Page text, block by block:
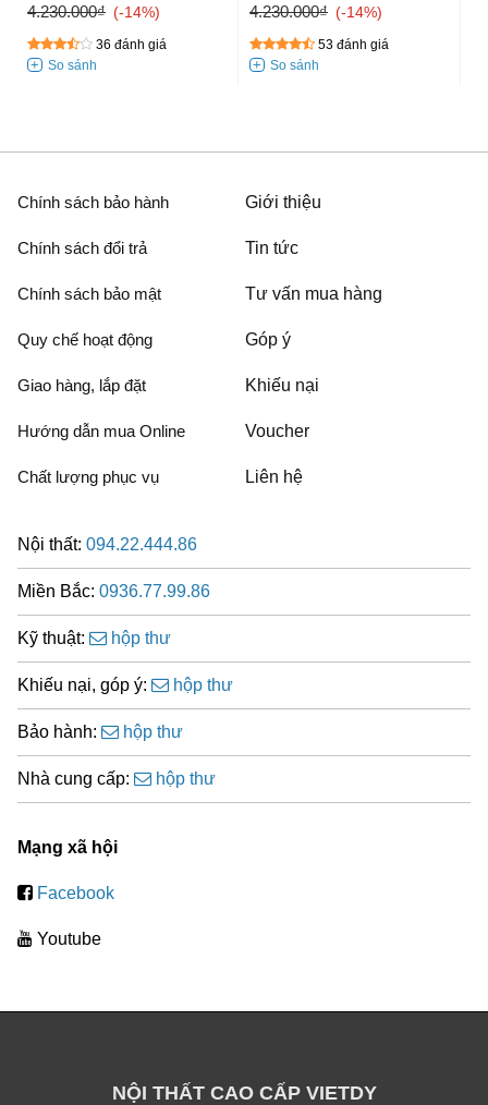
4.230.000₫
-14%
36 đánh giá
4.230.000₫
-14%
53 đánh giá
Chính sách bảo hành
Chính sách đổi trả
Chính sách bảo mật
Quy chế hoạt động
Giao hàng, lắp đặt
Hướng dẫn mua Online
Chất lượng phục vụ
Giới thiệu
Tin tức
Tư vấn mua hàng
Góp ý
Khiếu nại
Voucher
Liên hệ
Nội thất: 094.22.444.86
Miền Bắc: 0936.77.99.86
Kỹ thuật: hộp thư
Khiếu nại, góp ý: hộp thư
Bảo hành: hộp thư
Nhà cung cấp: hộp thư
Mạng xã hội
Facebook
Youtube
NỘI THẤT CAO CẤP VIETDY